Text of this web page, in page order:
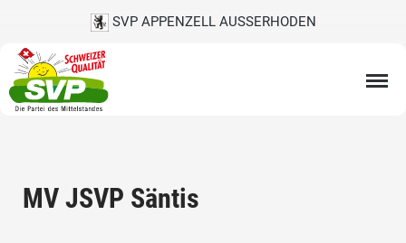
SVP APPENZELL AUSSERHODEN
MV JSVP Säntis